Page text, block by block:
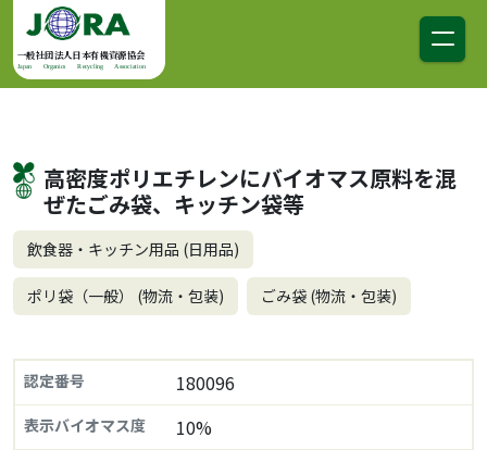
コンテンツへスキップ
メインナビゲーション
一般社団法人日本有機資源協会
Japan Organics Recycling Association
高密度ポリエチレンにバイオマス原料を混
ぜたごみ袋、キッチン袋等
飲食器・キッチン用品 (日用品)
ポリ袋（一般） (物流・包装) ごみ袋 (物流・包装)
認定番号 180096
表示バイオマス度 10%